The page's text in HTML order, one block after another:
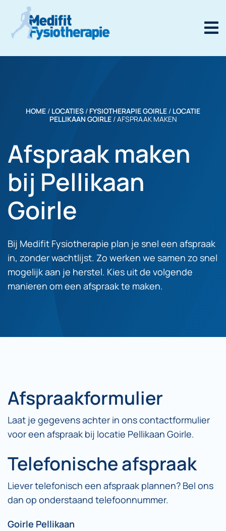
HOME / LOCATIES / FYSIOTHERAPIE GOIRLE / LOCATIE
PELLIKAAN GOIRLE/AFSPRAAK MAKEN
Afspraak maken
bij Pellikaan
Goirle
Bij Medifit Fysiotherapie plan je snel een afspraak
in, zonder wachtlijst. Zo werken we samen zo snel
mogelijk aan je herstel. Kies uit de volgende
manieren om een afspraak te maken.
Afspraakformulier
Laat je gegevens achter in ons contactformulier
voor een afspraak bij locatie Pellikaan Goirle.
Telefonische afspraak
Liever telefonisch een afspraak plannen? Bel ons
dan op onderstaand telefoonnummer.
Goirle Pellikaan